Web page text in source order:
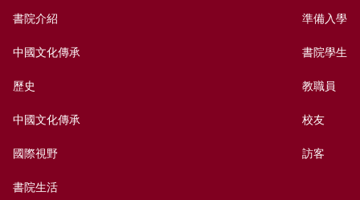
書院介紹
中國文化傳承
歷史
中國文化傳承
國際視野
書院生活
準備入學
書院學生
教職員
校友
訪客